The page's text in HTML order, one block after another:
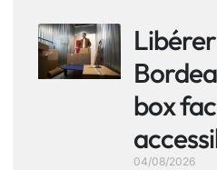
Libérer
box
04/08/2026